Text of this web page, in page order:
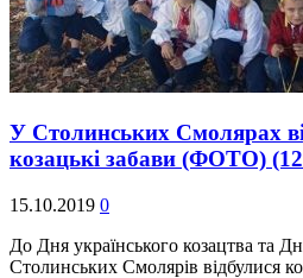
У Столинських Смолярах
козацькі забави (ФОТО)
15.10.2019 0
До Дня українського козацтва та
Столинських Смолярів відбулися